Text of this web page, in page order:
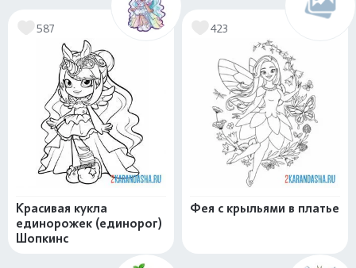
587
Красивая кукла
единорожек (единорог)
Шопкинс
423
Фея с крыльями в платье